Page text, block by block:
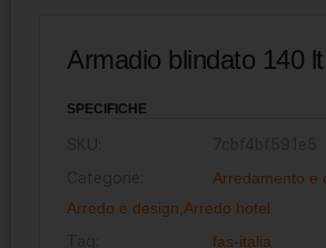
Armadio blindato 140 lt
SPECIFICHE
Arredamento e
Arredo e design Arredo hotel
fas-italia